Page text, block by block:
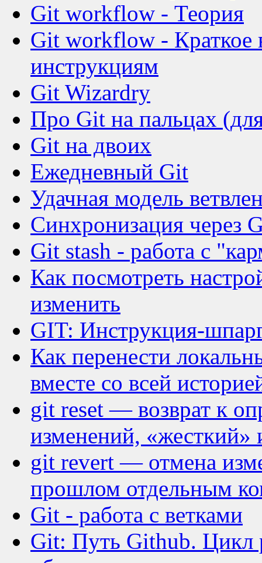
Git workflow - Теория
Git workflow - Краткое
инструкциям
Git Wizardry
Про Git на пальцах
Git на двоих
Ежедневный Git
Удачная модель
Синхронизация через
Git stash - работа с
Как посмотреть
изменить
GIT: Инструкция-
Как перенести
вместе со всей
git reset — возврат к
изменений, «жесткий»
git revert — отмена
прошлом отдельным
Git - работа с ветками
Git: Путь Github. Цикл